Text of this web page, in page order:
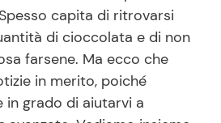
Primi Piatti
Ricette Facili e Veloci
Ricette Feste
capita di ritrovarsi
di cioccolata e di non
farsene. Ma ecco che
in merito, poiché
in grado di aiutarvi a